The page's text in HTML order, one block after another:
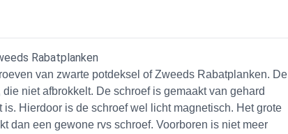
Rabatplanken
van zwarte potdeksel ofZweeds Rabatplanken. De
niet afbrokkelt. De schroef is gemaakt van gehard
Hierdoor is de schroef wel licht magnetisch. Het grote
dan een gewone rvs schroef. Voorboren is niet meer